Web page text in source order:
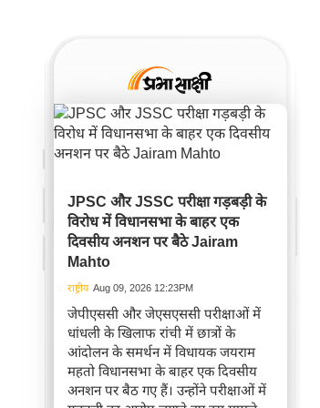
JPSC और JSSC परीक्षा गड़बड़ी के
विरोध में विधानसभा के बाहर एक
दिवसीय अनशन पर बैठे Jairam
Mahto
राष्ट्रीय Aug 09, 2026 12:23PM
जेपीएससी और जेएसएससी परीक्षाओं में
धांधली के खिलाफ रांची में छात्रों के
आंदोलन के समर्थन में विधायक जयराम
महतो विधानसभा के बाहर एक दिवसीय
अनशन पर बैठ गए हैं। उन्होंने परीक्षाओं में